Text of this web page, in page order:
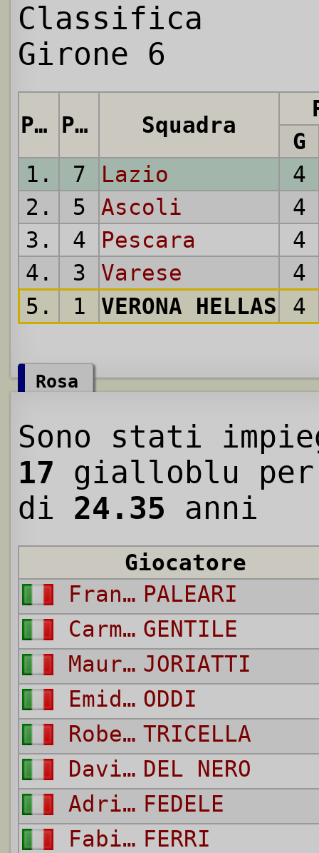
Classifica
Girone 6
Pos. Punti Squadra
G
1.
7 Lazio
4
2.
5 Ascoli
4
3.
4 Pescara
4
4.
3 Varese
4
5.
1 VERONA HELLAS 4
Rosa
Sono stati
17 gialloblu per
di 24.35 anni
Giocatore
Franco PALEARI
Carmine GENTILE
Mauro JORIATTI
Emidio ODDI
Roberto TRICELLA
Davide DEL NERO
Adriano FEDELE
Fabio FERRI